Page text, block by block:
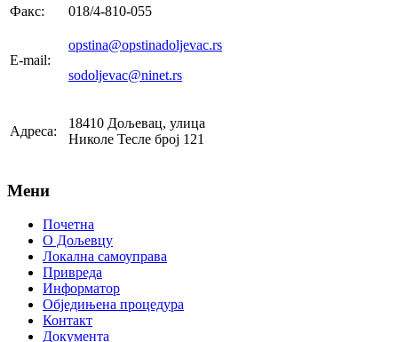
Факс: 018/4-810-055
E-mail:
opstina@opstinadoljevac.rs
sodoljevac@ninet.rs
Адреса:
18410 Дољевац, улица
Николе Тесле број 121
Мени
Почетна
О Дољевцу
Локална самоуправа
Привреда
Информатор
Обједињена процедура
Контакт
Документа